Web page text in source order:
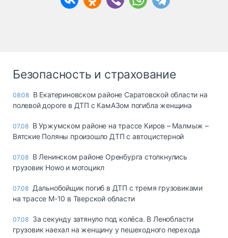
Безопасность и страхование
08:08 В Екатериновском районе Саратовской области на
полевой дороге в ДТП с КамАЗом погибла женщина
07.08 В Уржумском районе на трассе Киров – Малмыж –
Вятские Поляны произошло ДТП с автоцистерной
07.08 В Ленинском районе Оренбурга столкнулись
грузовик Howo и мотоцикл
07.08 Дальнобойщик погиб в ДТП с тремя грузовиками
на трассе М-10 в Тверской области
07.08 За секунду затянуло под колёса. В Ленобласти
грузовик наехал на женщину у пешеходного перехода